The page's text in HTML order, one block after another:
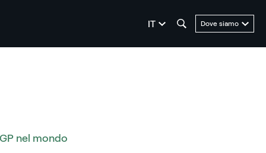
seleziona la lingua
IT Dove siamo
nel mondo